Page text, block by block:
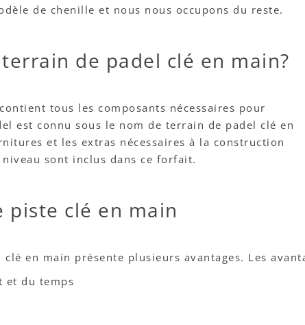
de chenille et nous nous occupons du reste.
de padel clé en main?
tous les composants nécessaires pour
est connu sous le nom de terrain de padel clé en
et les extras nécessaires à la construction
sont inclus dans ce forfait.
piste clé en main
en main présente plusieurs avantages. Les
et du temps